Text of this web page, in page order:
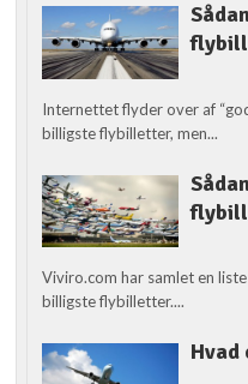
Internettet flyder over af
billigste flybilletter, men...
Viviro.com har samlet en
billigste flybilletter....